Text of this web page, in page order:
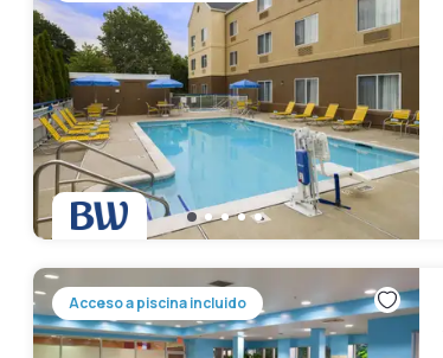
Acceso a piscina incluido